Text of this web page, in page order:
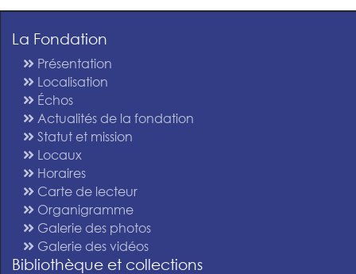
La Fondation
Présentation
Localisation
Échos
Actualités de la fondation
Statut et mission
Locaux
Horaires
Carte de lecteur
Organigramme
Galerie des photos
Galerie des vidéos
Bibliothèque et collections